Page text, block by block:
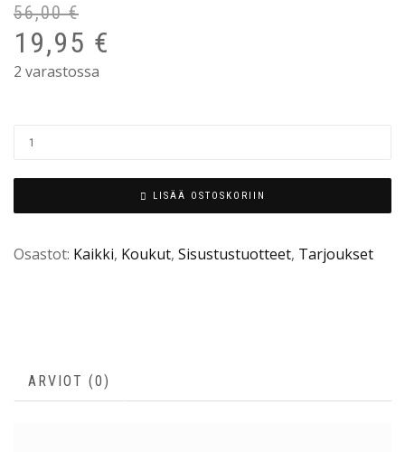
56,00€
19,95 €
2 varastossa
LISÄÄ OSTOSKORIIN
Osastot: Kaikki, Koukut, Sisustustuotteet, Tarjoukset
ARVIOT (0)